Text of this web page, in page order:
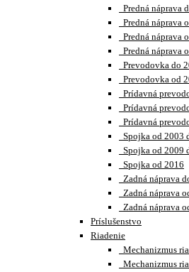
Predná náprava
Predná náprava
Predná náprava
Predná náprava
Prevodovka do
Prevodovka od
Prídavná
Prídavná
Prídavná
Spojka od 2003
Spojka od 2009
Spojka od 2016
Zadná náprava
Zadná náprava
Zadná náprava
Príslušenstvo
Riadenie
Mechanizmus
Mechanizmus